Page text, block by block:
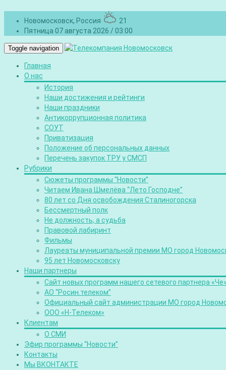
Новомосковск, Россия
21
Пятница 07 августа 2026 / 03:00
Toggle navigation
Главная
О нас
История
Наши достижения и рейтинги
Наши праздники
Антикоррупционная политика
СОУТ
Приватизация
Положение об персональных данных
Перечень закупок ТРУ у СМСП
Рубрики
Сюжеты программы “Новости”
Читаем Ивана Шмелёва “Лето Господне”
80 лет со Дня освобождения Сталиногорска
Бессмертный полк
Не должность, а судьба
Правовой лабиринт
Фильмы
Лауреаты муниципальной премии МО город
95 лет Новомосковску
Наши партнеры
Сайт новых программ нашего сетевого партнера
АО “Росин.телеком”
Официальный сайт администрации МО город
ООО «Н-Телеком»
Клиентам
О СМИ
Эфир программы “Новости”
Контакты
Мы ВКОНТАКТЕ